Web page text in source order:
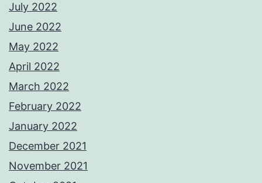
July 2022
June 2022
May 2022
April 2022
March 2022
February 2022
January 2022
December 2021
November 2021